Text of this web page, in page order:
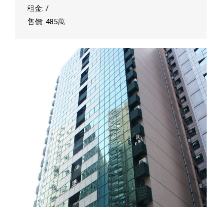
租金: /
售價: 485萬